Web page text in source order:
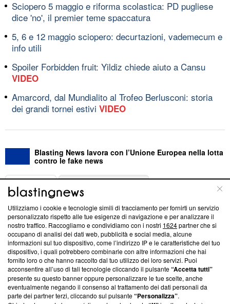
Sciopero 5 maggio e riforma scolastica: PD pugliese
dice 'no', il premier teme spaccatura
5, 6 e 12 maggio sciopero: decurtazioni, vademecum e
info utili
Spoiler Forbidden fruit: Yildiz chiede aiuto a Cansu
VIDEO
Amarcord, dal Mundialito al Trofeo Berlusconi: storia
dei grandi tornei estivi VIDEO
Blasting News lavora con l’Unione Europea nella lotta
contro le fake news
ABOUT
Questa sezione offre informazioni trasparenti su Blasting
News, sui nostri processi editoriali e su come ci impegniamo a
creare news di qualità. Inoltre, afferma la nostra aderenza a
‘Trust Project - News with Integrity’Blasting News non è
ancora membro del programma, ma ha richiesto di farne
parte; Trust Project non ha ancora effettuato una verifica di
conformità agli standard.
Su di noi
Utilizziamo i cookie e tecnologie simili di tracciamento per fornirti un servizio
personalizzato rispetto alle tue esigenze di navigazione e per analizzare il
nostro traffico. Raccogliamo e condividiamo con i nostri 1624partner che si
occupano di analisi dei dati web, pubblicità e social media, alcune
informazioni sul tuo dispositivo, come l’indirizzo IP e le caratteristiche del tuo
dispositivo, i quali potrebbero combinarle con altre informazioni che hai
fornito loro o che hanno raccolto dal tuo utilizzo dei loro servizi. Puoi
acconsentire all’uso di tali tecnologie cliccando il pulsante“Accetta tutti”
presente su questo banner oppure personalizzare le tue scelte, anche
eventualmente negando il consenso al trattamento dei dati personali da
parte dei partner terzi, cliccando sul pulsante“Personalizza”.